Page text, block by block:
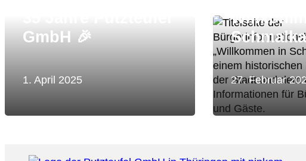
GmbH 🎉
1. April 2025 27. Februar
glänzt zur 1150-
Jahrfeier! 🎉